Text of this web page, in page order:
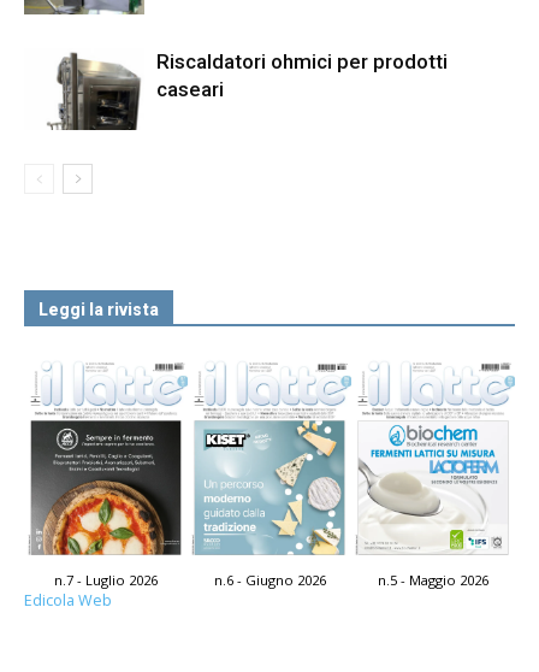
Riscaldatori ohmici per prodotti
caseari
Leggi la rivista
n.7 - Luglio 2026 n.6 - Giugno 2026 n.5 - Maggio 2026
Edicola Web